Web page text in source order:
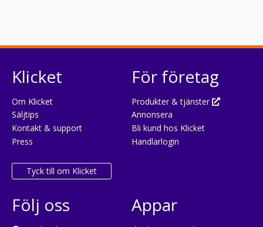
Klicket
Om Klicket
Säljtips
Kontakt & support
Press
Tyck till om Klicket
För företag
Produkter & tjänster
Annonsera
Bli kund hos Klicket
Handlarlogin
Följ oss Appar